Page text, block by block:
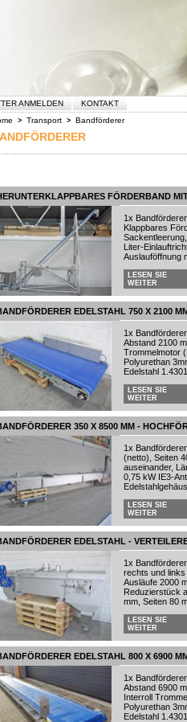
ANMELDEN KONTAKT
> Transport > Bandförderer
FÖRDERBAND
1x
Klappbares
Liter-
Auslauföffnung
LESEN SIE
WEITER
EDELSTAHL 750 X 2100
1x
Abstand 2100
Trommelmotor
Polyurethan
Edelstahl
LESEN SIE
WEITER
350 X 8500 MM -
1x
(netto), Seiten
auseinander,
0,75 kW IE3-
LESEN SIE
WEITER
EDELSTAHL -
1x
rechts und
Ausläufe 2000
Reduzierstück
mm, Seiten 80
LESEN SIE
WEITER
EDELSTAHL 800 X 6900
1x
Abstand 6900
Interroll
Polyurethan
Edelstahl